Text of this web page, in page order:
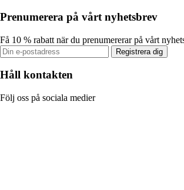
Prenumerera på vårt nyhetsbrev
Få 10 % rabatt när du prenumererar på vårt
Registrera dig
Håll kontakten
Följ oss på sociala medier